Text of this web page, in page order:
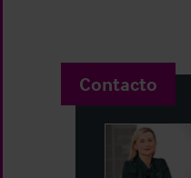
Contacto